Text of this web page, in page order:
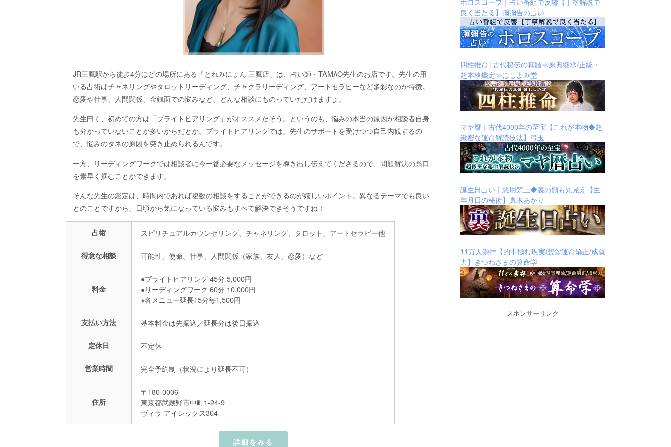
JR三鷹駅から徒歩4分ほどの場所にある「とれみにょん 三鷹店」は、占い師・TAMAO先生のお店です。先生の用
いる占術はチャネリングやタロットリーディング、チャクラリーディング、アートセラピーなど多彩なのが特徴。
恋愛や仕事、人間関係、金銭面での悩みなど、どんな相談にものっていただけますよ。
先生曰く、初めての方は「ブライトヒアリング」がオススメだそう。というのも、悩みの本当の原因が相談者自身
も分かっていないことが多いからだとか。ブライトヒアリングでは、先生のサポートを受けつつ自己内観するの
で、悩みのタネの原因を突き止められるんです。
一方、リーディングワークでは相談者に今一番必要なメッセージを導き出し伝えてくださるので、問題解決の糸口
を素早く掴むことができます。
そんな先生の鑑定は、時間内であれば複数の相談をすることができるのが嬉しいポイント。異なるテーマでも良い
とのことですから、日頃から気になっている悩みもすべて解決できそうですね！
占術 スピリチュアルカウンセリング、チャネリング、タロット、アートセラピー他
得意な相談 可能性、使命、仕事、人間関係（家族、友人、恋愛）など
料金
●ブライトヒアリング 45分 5,000円
●リーディングワーク 60分 10,000円
※各メニュー延長15分毎1,500円
支払い方法 基本料金は先振込／延長分は後日振込
定休日 不定休
営業時間 完全予約制（状況により延長不可）
住所
〒180-0006
東京都武蔵野市中町1-24-9
ヴィラ アイレックス304
詳細をみる
良く当たる】彌彌告の占い
四柱推命│古代秘伝の真髄≪原典継承/正統・
超本格鑑定≫ほしよみ堂
マヤ暦｜古代4000年の至宝【これが本物◆超
緻密な運命解読技法】弓玉
誕生日占い｜悪用禁止◆裏の顔も丸見え【生
年月日の秘術】真木あかり
11万人崇拝【的中極む現実理論/運命矯正/成就
力】きつねさまの算命学
スポンサーリンク